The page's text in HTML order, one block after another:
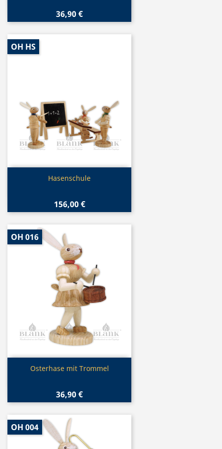
36,90 €
Vorschau
Hasenschule
156,00 €
OH HS
Vorschau
Osterhase mit Trommel
36,90 €
OH 016
OH 004